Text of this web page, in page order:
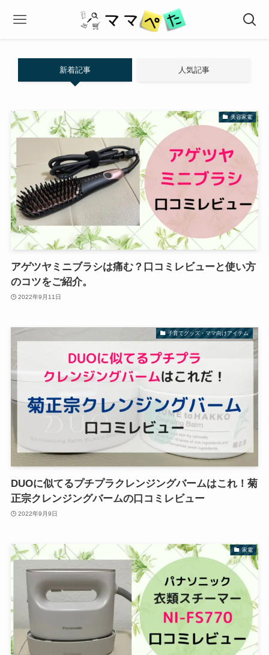
新着記事 人気記事
美容家電
アゲツヤミニブラシは痛む？口コミレビューと使い方
のコツをご紹介。
2022年9月11日
子育てグッズ・ママ向けアイテム
DUOに似てるプチプラクレンジングバームはこれ！菊
正宗クレンジングバームの口コミレビュー
2022年9月9日
家電